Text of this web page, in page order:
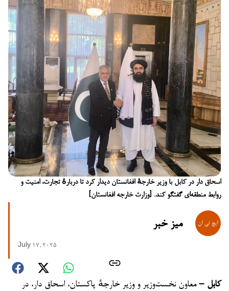
اسحاق دار در کابل با وزیر خارجهٔ افغانستان دیدار کرد تا دربارهٔ تجارت، امنیت و
روابط منطقه‌ای گفتگو کند. [وزارت خارجه افغانستان]
میز خبر
July 17, 2025
کابل – معاون نخست‌وزیر و وزیر خارجهٔ پاکستان، اسحاق دار، در